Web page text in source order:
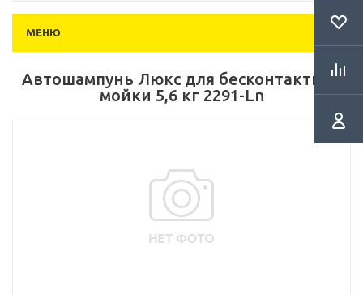
МЕНЮ
Автошампунь Люкс для бесконтактной
мойки 5,6 кг 2291-Ln